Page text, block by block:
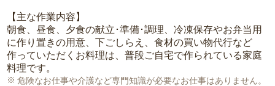
【主な作業内容】
朝食、昼食、夕食の献立･準備･調理、冷凍保存やお弁当用
に作り置きの用意、下ごしらえ、食材の買い物代行など
作っていただくお料理は、普段ご自宅で作られている家庭
料理です。
危険なお仕事や介護など専門知識が必要なお仕事はありません。